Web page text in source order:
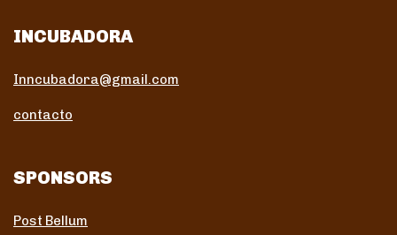
INCUBADORA
Inncubadora@gmail.com
contacto
SPONSORS
Post Bellum